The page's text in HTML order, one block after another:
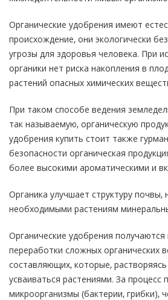
Органические удобрения имеют
происхождение, они экологически
угрозы для здоровья человека. При
органики нет риска накопления в
растений опасных химических
При таком способе ведения
так называемую, органическую
удобрения купить стоит также
безопасности органическая
более высокими ароматическими и
Органика улучшает структуру почвы,
необходимыми растениям
Органические удобрения получаются
переработки сложных органических
составляющих, которые,
усваиваться растениями. За процесс
микроорганизмы (бактерии, грибки),